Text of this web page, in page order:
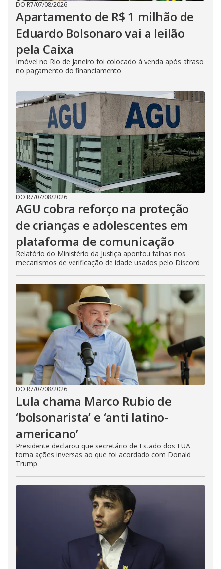
DO R7/07/08/2026
Apartamento de R$ 1 milhão de
Eduardo Bolsonaro vai a leilão
pela Caixa
Imóvel no Rio de Janeiro foi colocado à venda após atraso
no pagamento do financiamento
DO R7/07/08/2026
AGU cobra reforço na proteção
de crianças e adolescentes em
plataforma de comunicação
Relatório do Ministério da Justiça apontou falhas nos
mecanismos de verificação de idade usados pelo Discord
DO R7/07/08/2026
Lula chama Marco Rubio de
‘bolsonarista’ e ‘anti latino-
americano’
Presidente declarou que secretário de Estado dos EUA
toma ações inversas ao que foi acordado com Donald
Trump